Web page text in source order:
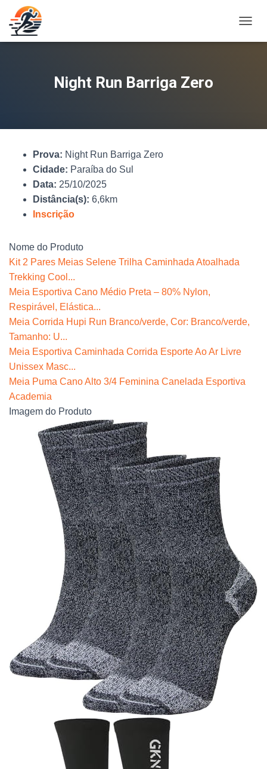
L
Night Run Barriga Zero
Prova: Night Run Barriga Zero
Cidade: Paraíba do Sul
Data: 25/10/2025
Distância(s): 6,6km
Inscrição
Nome do Produto
Kit 2 Pares Meias Selene Trilha Caminhada Atoalhada
Trekking Cool...
Meia Esportiva Cano Médio Preta – 80% Nylon,
Respirável, Elástica...
Meia Corrida Hupi Run Branco/verde, Cor: Branco/verde,
Tamanho: U...
Meia Esportiva Caminhada Corrida Esporte Ao Ar Livre
Unissex Masc...
Meia Puma Cano Alto 3/4 Feminina Canelada Esportiva
Academia
Imagem do Produto